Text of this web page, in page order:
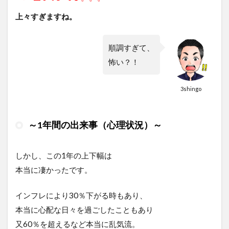
上々すぎますね。
3shingo
順調すぎて、
怖い？！
～1年間の出来事（心理状況）～
しかし、この1年の上下幅は
本当に凄かったです。
インフレにより30％下がる時もあり、
本当に心配な日々を過ごしたこともあり
又60％を超えるなど本当に乱気流。